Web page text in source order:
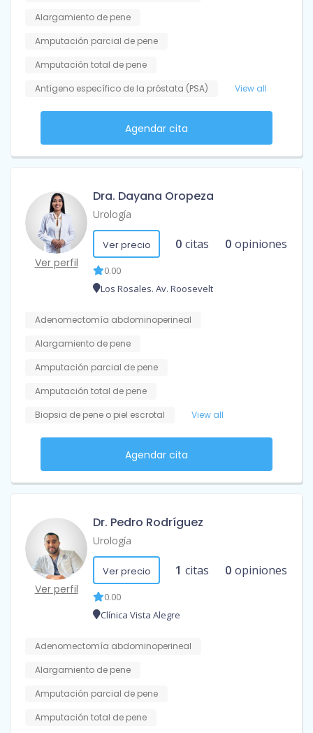
Alargamiento de pene
Amputación parcial de pene
Amputación total de pene
Antígeno específico de la próstata (PSA)
View all
Agendar cita
Ver perfil
Dra. Dayana Oropeza
Urología
Ver precio 0 citas 0 opiniones
0.00
Los Rosales. Av. Roosevelt
Adenomectomía abdominoperineal
Alargamiento de pene
Amputación parcial de pene
Amputación total de pene
Biopsia de pene o piel escrotal
View all
Agendar cita
Ver perfil
Dr. Pedro Rodríguez
Urología
Ver precio 1 citas 0 opiniones
0.00
Clínica Vista Alegre
Adenomectomía abdominoperineal
Alargamiento de pene
Amputación parcial de pene
Amputación total de pene